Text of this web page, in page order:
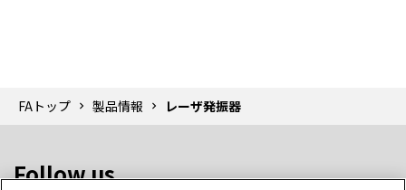
FAトップ 製品情報 レーザ発振器
Follow us